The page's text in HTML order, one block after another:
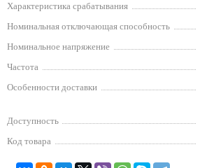
Характеристика срабатывания
Номинальная отключающая способность
Номинальное напряжение
Частота
Особенности доставки
Доступность
Код товара